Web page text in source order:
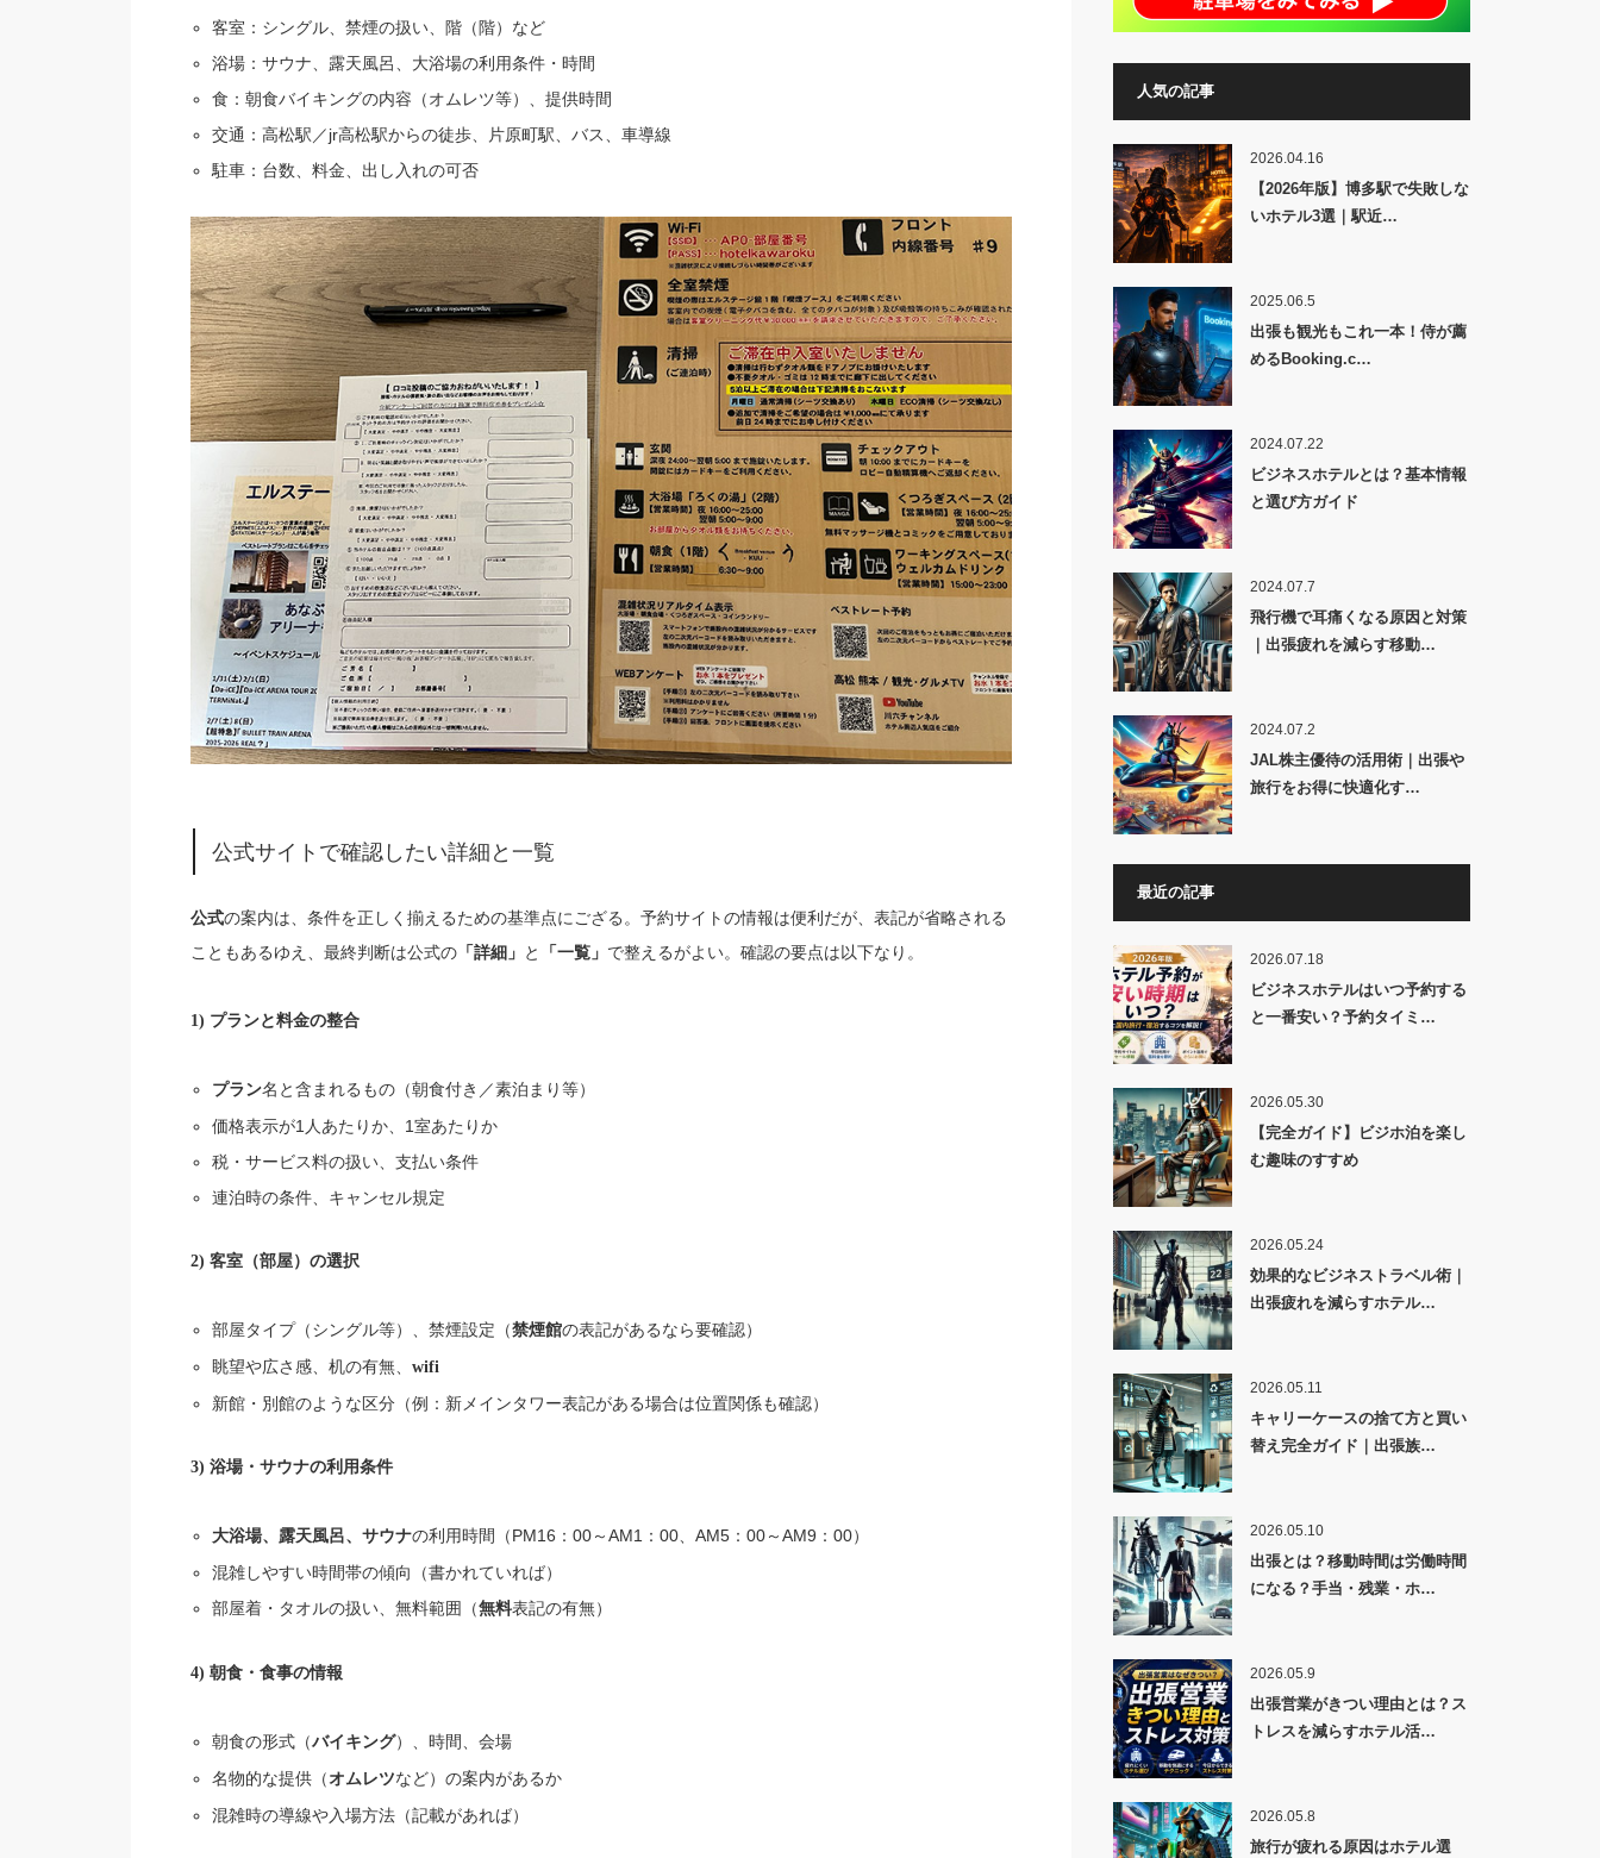
客室：シングル、禁煙の扱い、階（階）など
浴場：サウナ、露天風呂、大浴場の利用条件・時間
食：朝食バイキングの内容（オムレツ等）、提供時間
交通：高松駅／jr高松駅からの徒歩、片原町駅、バス、車導線
駐車：台数、料金、出し入れの可否
公式サイトで確認したい詳細と一覧
公式の案内は、条件を正しく揃えるための基準点にござる。予約サイトの情報は便利だが、表記が省略される
こともあるゆえ、最終判断は公式の「詳細」 と 「一覧」 で整えるがよい。確認の要点は以下なり。
1) プランと料金の整合
プラン名と含まれるもの（朝食付き／素泊まり等）
価格表示が1人あたりか、1室あたりか
税・サービス料の扱い、支払い条件
連泊時の条件、キャンセル規定
2) 客室（部屋）の選択
部屋タイプ（シングル等）、禁煙設定（禁煙館の表記があるなら要確認）
眺望や広さ感、机の有無、 wifi
新館・別館のような区分（例：新メインタワー表記がある場合は位置関係も確認）
3) 浴場・サウナの利用条件
大浴場、露天風呂、サウナの利用時間（PM16：00～AM1：00、AM5：00～AM9：00）
混雑しやすい時間帯の傾向（書かれていれば）
部屋着・タオルの扱い、無料範囲（無料表記の有無）
4) 朝食・食事の情報
朝食の形式（バイキング）、時間、会場
名物的な提供（オムレツなど）の案内があるか
混雑時の導線や入場方法（記載があれば）
人気の記事
2026.04.16
【2026年版】博多駅で失敗しな
いホテル3選｜駅近…
2025.06.5
出張も観光もこれ一本！侍が薦
めるBooking.c…
2024.07.22
ビジネスホテルとは？基本情報
と選び方ガイド
2024.07.7
飛行機で耳痛くなる原因と対策
｜出張疲れを減らす移動…
2024.07.2
JAL株主優待の活用術｜出張や
旅行をお得に快適化す…
最近の記事
2026.07.18
ビジネスホテルはいつ予約する
と一番安い？予約タイミ…
2026.05.30
【完全ガイド】ビジホ泊を楽し
む趣味のすすめ
2026.05.24
効果的なビジネストラベル術｜
出張疲れを減らすホテル…
2026.05.11
キャリーケースの捨て方と買い
替え完全ガイド｜出張族…
2026.05.10
出張とは？移動時間は労働時間
になる？手当・残業・ホ…
2026.05.9
出張営業がきつい理由とは？ス
トレスを減らすホテル活…
2026.05.8
旅行が疲れる原因はホテル選